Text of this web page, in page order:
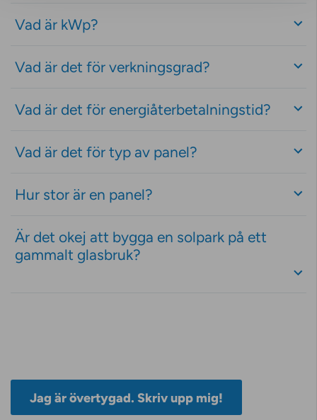
Vad är kWp?
Vad är det för verkningsgrad?
Vad är det för energiåterbetalningstid?
Vad är det för typ av panel?
Hur stor är en panel?
Är det okej att bygga en solpark på ett
gammalt glasbruk?
Jag är övertygad. Skriv upp mig!